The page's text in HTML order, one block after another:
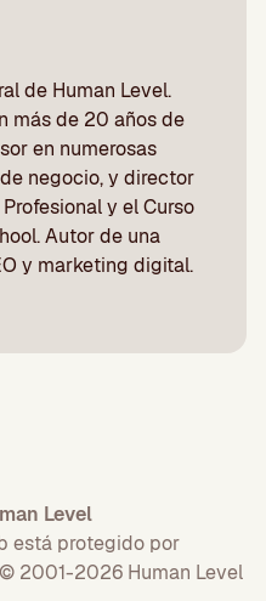
de Human Level.
más de 20 años de
en numerosas
negocio, y director
y el Curso
Autor de una
y marketing digital.
Level
está protegido por
2001-2026 Human Level